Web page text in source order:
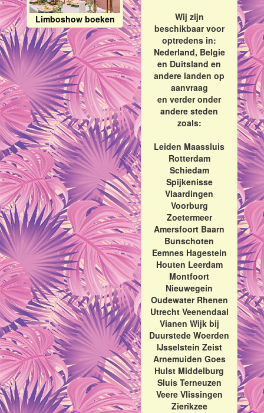
Limboshow boeken
Wij zijn
beschikbaar voor
optredens in:
Nederland, Belgie
en Duitsland en
andere landen op
aanvraag
en verder onder
andere steden
zoals:
Leiden Maassluis
Rotterdam
Schiedam
Spijkenisse
Vlaardingen
Voorburg
Zoetermeer
Amersfoort Baarn
Bunschoten
Eemnes Hagestein
Houten Leerdam
Montfoort
Nieuwegein
Oudewater Rhenen
Utrecht Veenendaal
Vianen Wijk bij
Duurstede Woerden
IJsselstein Zeist
Arnemuiden Goes
Hulst Middelburg
Sluis Terneuzen
Veere Vlissingen
Zierikzee